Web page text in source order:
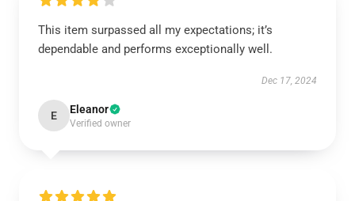
This item surpassed all my expectations; it’s
dependable and performs exceptionally well.
Dec 17, 2024
E Eleanor
Verified owner